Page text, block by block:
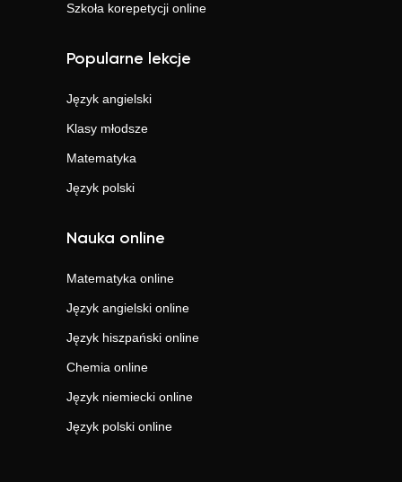
Szkoła korepetycji online
Popularne lekcje
Język angielski
Klasy młodsze
Matematyka
Język polski
Nauka online
Matematyka online
Język angielski online
Język hiszpański online
Chemia online
Język niemiecki online
Język polski online